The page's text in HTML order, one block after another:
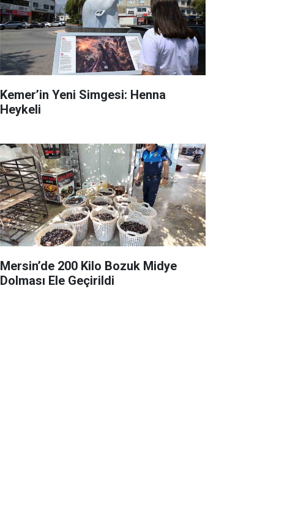
Kemer’in Yeni Simgesi: Henna
Heykeli
Mersin’de 200 Kilo Bozuk Midye
Dolması Ele Geçirildi